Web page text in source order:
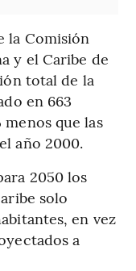
la Comisión
y el Caribe de
total de la
en 663
que las
año 2000.
2050 los
solo
en vez
a